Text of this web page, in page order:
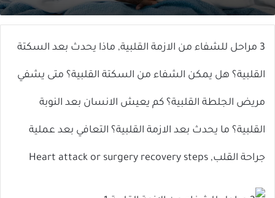
X إلكترونيا
3 مراحل للشفاء من الازمة القلبية, ماذا يحدث بعد السكتة
القلبية؟ هل يمكن الشفاء من السكتة القلبية؟ متى يشفي
مريض الجلطة القلبية؟ كم يعيش الانسان بعد النوبة
القلبية؟ ما يحدث بعد الازمة القلبية؟ التعافي بعد عملية
جراحة القلب, Heart attack or surgery recovery steps